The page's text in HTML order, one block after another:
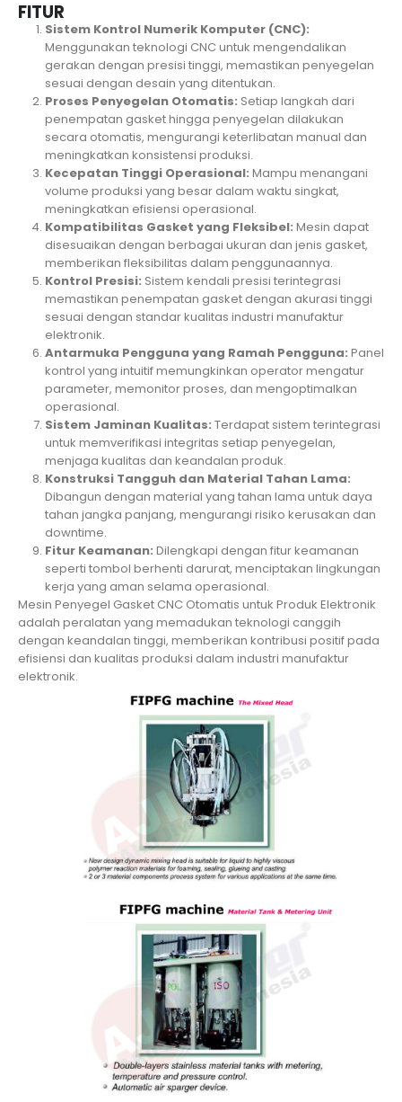
FITUR
Sistem Kontrol Numerik Komputer (CNC):
Menggunakan teknologi CNC untuk mengendalikan
gerakan dengan presisi tinggi, memastikan penyegelan
sesuai dengan desain yang ditentukan.
Proses Penyegelan Otomatis: Setiap langkah dari
penempatan gasket hingga penyegelan dilakukan
secara otomatis, mengurangi keterlibatan manual dan
meningkatkan konsistensi produksi.
Kecepatan Tinggi Operasional: Mampu menangani
volume produksi yang besar dalam waktu singkat,
meningkatkan efisiensi operasional.
Kompatibilitas Gasket yang Fleksibel: Mesin dapat
disesuaikan dengan berbagai ukuran dan jenis gasket,
memberikan fleksibilitas dalam penggunaannya.
Kontrol Presisi: Sistem kendali presisi terintegrasi
memastikan penempatan gasket dengan akurasi tinggi
sesuai dengan standar kualitas industri manufaktur
elektronik.
Antarmuka Pengguna yang Ramah Pengguna: Panel
kontrol yang intuitif memungkinkan operator mengatur
parameter, memonitor proses, dan mengoptimalkan
operasional.
Sistem Jaminan Kualitas: Terdapat sistem terintegrasi
untuk memverifikasi integritas setiap penyegelan,
menjaga kualitas dan keandalan produk.
Konstruksi Tangguh dan Material Tahan Lama:
Dibangun dengan material yang tahan lama untuk daya
tahan jangka panjang, mengurangi risiko kerusakan dan
downtime.
Fitur Keamanan: Dilengkapi dengan fitur keamanan
seperti tombol berhenti darurat, menciptakan lingkungan
kerja yang aman selama operasional.
Mesin Penyegel Gasket CNC Otomatis untuk Produk Elektronik
adalah peralatan yang memadukan teknologi canggih
dengan keandalan tinggi, memberikan kontribusi positif pada
efisiensi dan kualitas produksi dalam industri manufaktur
elektronik.